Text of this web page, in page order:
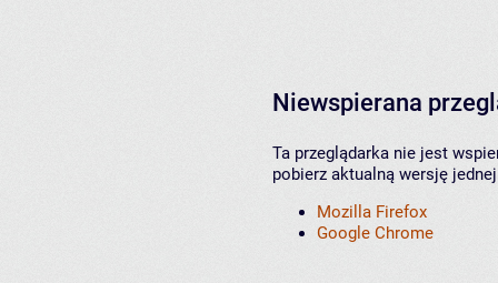
Niewspierana
Ta przeglądarka nie jest
pobierz aktualną wersję
Mozilla Firefox
Google Chrome